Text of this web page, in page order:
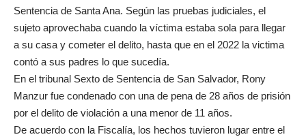
Sentencia de Santa Ana. Según las pruebas judiciales, el
sujeto aprovechaba cuando la víctima estaba sola para llegar
a su casa y cometer el delito, hasta que en el 2022 la victima
contó a sus padres lo que sucedía.
En el tribunal Sexto de Sentencia de San Salvador, Rony
Manzur fue condenado con una de pena de 28 años de prisión
por el delito de violación a una menor de 11 años.
De acuerdo con la Fiscalía, los hechos tuvieron lugar entre el